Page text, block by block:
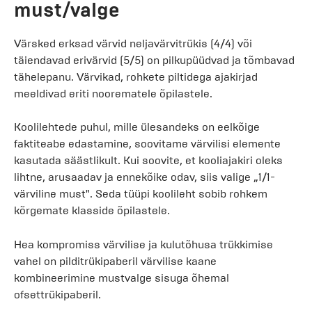
must/valge
Värsked erksad värvid neljavärvitrükis (4/4) või
täiendavad erivärvid (5/5) on pilkupüüdvad ja tõmbavad
tähelepanu. Värvikad, rohkete piltidega ajakirjad
meeldivad eriti noorematele õpilastele.
Koolilehtede puhul, mille ülesandeks on eelkõige
faktiteabe edastamine, soovitame värvilisi elemente
kasutada säästlikult. Kui soovite, et kooliajakiri oleks
lihtne, arusaadav ja ennekõike odav, siis valige „1/1-
värviline must". Seda tüüpi koolileht sobib rohkem
kõrgemate klasside õpilastele.
Hea kompromiss värvilise ja kulutõhusa trükkimise
vahel on pilditrükipaberil värvilise kaane
kombineerimine mustvalge sisuga õhemal
ofsettrükipaberil.